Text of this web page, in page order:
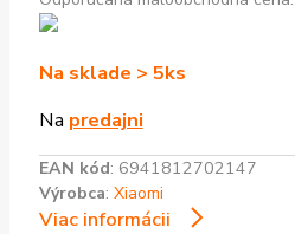
Na sklade > 5ks
Na predajni
EAN kód: 6941812702147
Výrobca: Xiaomi
Viac informácii